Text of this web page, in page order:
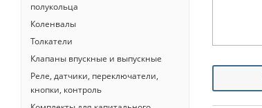
полукольца
Коленвалы
Толкатели
Клапаны впускные и выпускные
Реле, датчики, переключатели,
кнопки, контроль